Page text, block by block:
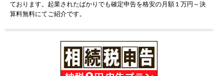
ております。起業されたばかりでも確定申告を格安の月額１万円～決
算料無料にてご紹介です。